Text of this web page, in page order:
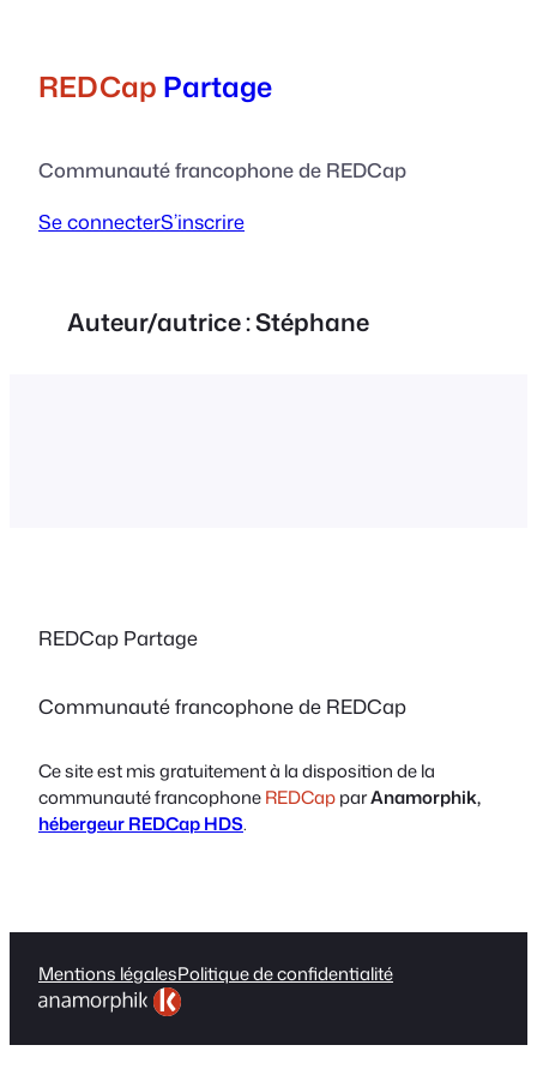
contenu
REDCap Partage
Communauté francophone de REDCap
Se connecterS’inscrire
Auteur/autrice :Stéphane
REDCap Partage
Communauté francophone de REDCap
Ce site est mis gratuitement à la disposition de la
communauté francophoneREDCapparAnamorphik,
hébergeur REDCapHDS.
Mentions légalesPolitique de confidentialité